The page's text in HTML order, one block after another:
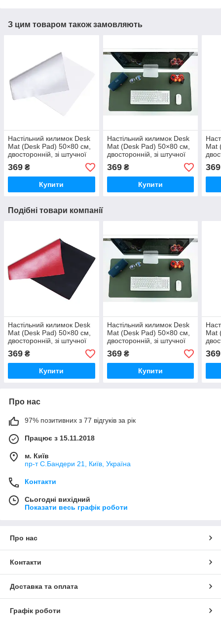
З цим товаром також замовляють
Настільний килимок Desk
Mat (Desk Pad) 50×80 см,
двосторонній, зі штучної
шкіри, для ноутбука,
клавіатури та миші,
сріблясто-білий
369 ₴
Купити
Настільний килимок Desk
Mat (Desk Pad) 50×80 см,
двосторонній, зі штучної
шкіри, для ноутбука,
клавіатури та миші,
зелений
369₴
Купити
Mat
369
Подібні товари компанії
Настільний килимок Desk
Mat (Desk Pad) 50×80 см,
двосторонній, зі штучної
клавіатури та миші, чорно-
бордовий
369 ₴
Купити
Настільний килимок Desk
Mat (Desk Pad) 50×80 см,
двосторонній, зі штучної
клавіатури та миші,
зелений
369₴
Купити
Mat
369
Про нас
97% позитивних з 77 відгуків за рік
Працює з 15.11.2018
м. Київ
пр-т С.Бандери 21, Київ, Україна
Контакти
Сьогодні вихідний
Показати весь графік роботи
Про нас
Контакти
Доставка та оплата
Графік роботи